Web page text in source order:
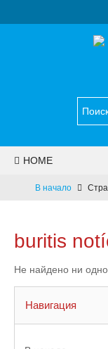
HOME
НОВОСТИ
УСЛУГИ
КОНТАКТЫ
РУССКИЙ ‎(RU)‎
В начало
buritis
Не найдено ни
Навигация